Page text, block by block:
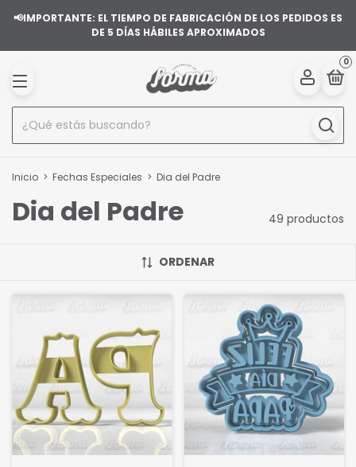
📢IMPORTANTE: EL TIEMPO DE FABRICACIÓN DE LOS PEDIDOS ES
DE 5 DÍAS HÁBILES APROXIMADOS
0
Inicio > Fechas Especiales > Dia del Padre
Dia del Padre 49 productos
ORDENAR